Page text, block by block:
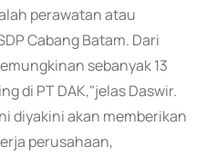
perawatan atau
Cabang Batam. Dari
sebanyak 13
di PT DAK,"jelas Daswir.
diyakini akan memberikan
perusahaan,